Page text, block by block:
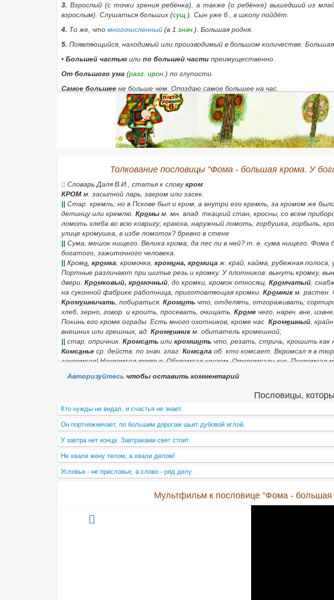
3. Взрослый (с точки зрения ребёнка), а также (о ребёнке) вышедший из
взрослым). Слушаться больших (сущ. ). Сын уже б., в школу пойдёт.
4. То же, что многочисленный (в 1 знач. ). Большая родня.
5. Появляющийся, находимый или производимый в большом количестве.
• Большей частью или по большей части преимущественно.
От большого ума (разг. ирон. ) по глупости.
Самое большее не больше чем. Опоздаю самое большее на час.
устар.ипрост.) сам себе голова, хозяин.
Если нужное слово из пословицы
Фома - большая крома. У богача денег - что
помощью этой формы:
Найти
Толкование пословицы "Фома - большая крома. У
Словарь Даля В.И., статья к словукром:
КРОМ м. засыпной ларь, закром или засек.
|| Стар. кремль; но в Пскове был и кром , а внутри его кремль , за кромом же
детинцуили кремлю. Кромы м. мн. влад. ткацкий стан, кросны, со всем
ломоть хлеба во всю ковригу; краюха, наружный ломоть; горбушка, горбыль,
улице кромушка, в избе ломоток? бревно в стене
|| Сума, мешок нищего. Велика крома, да пес ли в ней? т. е. сума нищего. Фома
богатого, зажиточного человека.
|| Крома кромка кромочка, кромина, кромица ж. край, кайма, рубежная полоса;
Портные различают при шитье резь и кромку. У плотников: вынуть кромку,
двери. Кромковый, кромочный , до кромки, кромок относящ. Кромчатый ,
на суконной фабрике работница, приготовляющая кромки. Кромникм. растен.
Кромушничать , побираться. Кромить что, отделять, отгораживать;
хлеб, зерно , говор. и кроить , просевать, очищать. Кроме чего, нареч. вне,
Покинь его кроме ограды. Есть много охотников, кроме нас. Кромешный ,
внешних или грешных, ад. Кромешникм. обитатель кромешной;
|| стар. опричник. Кромсать или кромшить что, резать, стричь; крошить
Комсанье ср. действ. по знач. глаг. Комсала об. кто комсает. Вкромсал я в
закромсал! Накромсал тряпья. Обкромсал кругом. Откромсали кус. Покромсал
Авторизуйтесь чтобы оставить комментарий
Пословицы,
Кто нужды не видал, и счастья не знает.
Он портняжничает, по большим дорогам шьет дубовой иглой.
У завтра нет конца. Завтраками свет стоит.
Не хвали жену телом, а хвали делом!
Условье - не присловье, а слово - ряд делу.
Мультфильм к пословице "Фома - большая